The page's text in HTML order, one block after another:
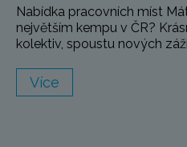
Nabídka pracovních míst
největším kempu v ČR?
kolektiv, spoustu nových
Více